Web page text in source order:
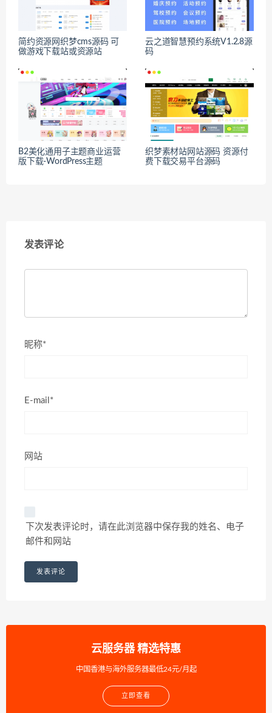
简约资源网织梦cms源码 可
做游戏下载站或资源站
云之道智慧预约系统V1.2.8源
码
B2美化通用子主题商业运营
版下载-WordPress主题
织梦素材站网站源码 资源付
费下载交易平台源码
发表评论
昵称*
E-mail*
网站
下次发表评论时，请在此浏览器中保存我的姓名、电子
邮件和网站
云服务器 精选特惠
中国香港与海外服务器最低24元/月起
立即查看